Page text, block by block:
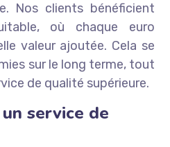
Nos clients bénéficient
où chaque euro
valeur ajoutée. Cela se
sur le long terme, tout
de qualité supérieure.
service de